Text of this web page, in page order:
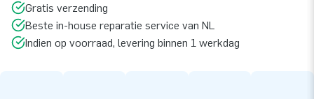
Gratis verzending
Beste in-house reparatie service van NL
Indien op voorraad, levering binnen 1 werkdag